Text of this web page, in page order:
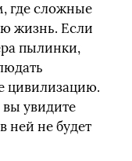
где сложные
жизнь. Если
пылинки,
цивилизацию.
вы увидите
ней не будет